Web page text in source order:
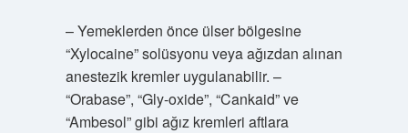
– Yemeklerden önce ülser bölgesine
“Xylocaine” solüsyonu veya ağızdan alınan
anestezik kremler uygulanabilir. –
“Orabase”, “Gly-oxide”, “Cankaid” ve
“Ambesol” gibi ağız kremleri aftlara